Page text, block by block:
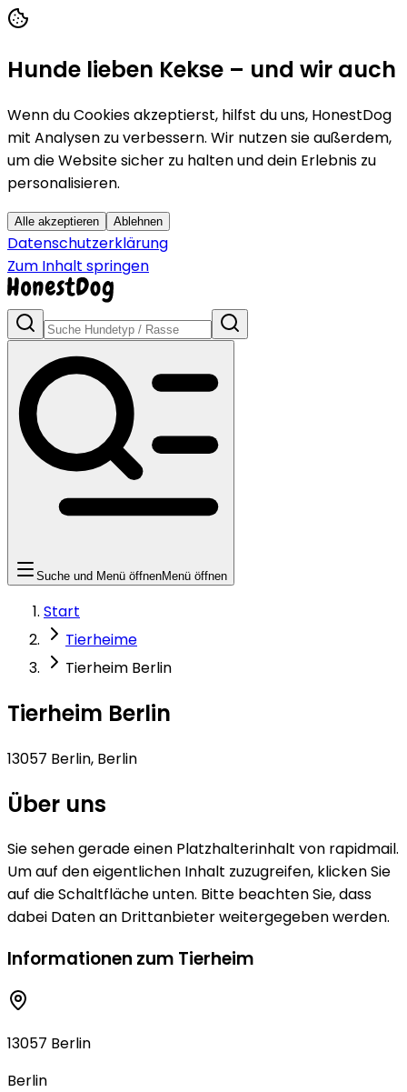
Hunde lieben Kekse – und wir auch
Wenn du Cookies akzeptierst, hilfst du uns, HonestDog
mit Analysen zu verbessern. Wir nutzen sie außerdem,
um die Website sicher zu halten und dein Erlebnis zu
personalisieren.
Alle akzeptieren Ablehnen
Datenschutzerklärung
Zum Inhalt springen
Suche und Menü öffnenMenü öffnen
Start
Tierheime
Tierheim Berlin
Tierheim Berlin
13057 Berlin, Berlin
Über uns
Sie sehen gerade einen Platzhalterinhalt von rapidmail.
Um auf den eigentlichen Inhalt zuzugreifen, klicken Sie
auf die Schaltfläche unten. Bitte beachten Sie, dass
dabei Daten an Drittanbieter weitergegeben werden.
Informationen zum Tierheim
13057 Berlin
Berlin